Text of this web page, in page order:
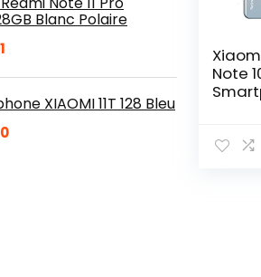
Blanc Polaire
XIAOMI 11T 128 Bleu
Note